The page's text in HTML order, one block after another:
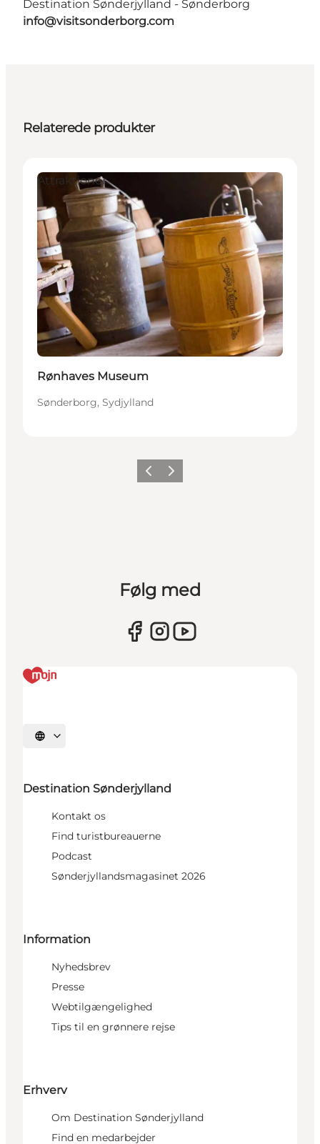
Destination Sønderjylland - Sønderborg
info@visitsonderborg.com
Relaterede produkter
Attraktioner
Rønhaves Museum
Sønderborg, Sydjylland
ForrigeNæste
Følg med
Vælg sprog
Destination Sønderjylland
Kontakt os
Find turistbureauerne
Podcast
Sønderjyllandsmagasinet 2026
Information
Nyhedsbrev
Presse
Webtilgængelighed
Tips til en grønnere rejse
Erhverv
Om Destination Sønderjylland
Find en medarbejder